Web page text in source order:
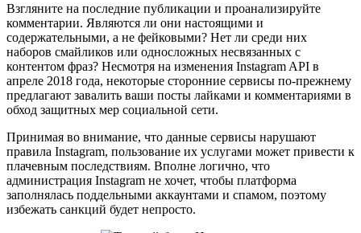
Взгляните на последние публикации и проанализируйте
комментарии. Являются ли они настоящими и
содержательными, а не фейковыми? Нет ли среди них
наборов смайликов или односложных несвязанных с
контентом фраз? Несмотря на изменения Instagram API в
апреле 2018 года, некоторые сторонние сервисы по-прежнему
предлагают завалить ваши посты лайками и комментариями в
обход защитных мер социальной сети.
Принимая во внимание, что данные сервисы нарушают
правила Instagram, пользование их услугами может привести к
плачевным последствиям. Вполне логично, что
администрация Instagram не хочет, чтобы платформа
заполнялась поддельными аккаунтами и спамом, поэтому
избежать санкций будет непросто.